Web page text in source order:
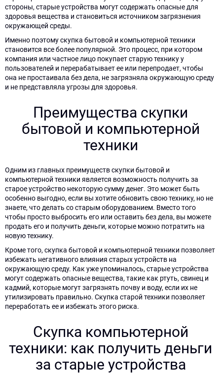
стороны, старые устройства могут содержать опасные для
здоровья вещества и становиться источником загрязнения
окружающей среды.
Именно поэтому скупка бытовой и компьютерной техники
становится все более популярной. Это процесс, при котором
компания или частное лицо покупает старую технику у
пользователей и перерабатывает ее или перепродает, чтобы
она не простаивала без дела, не загрязняла окружающую среду
и не представляла угрозы для здоровья.
Преимущества скупки
бытовой и компьютерной
техники
Одним из главных преимуществ скупки бытовой и
компьютерной техники является возможность получить за
старое устройство некоторую сумму денег. Это может быть
особенно выгодно, если вы хотите обновить свою технику, но не
знаете, что делать со старым оборудованием. Вместо того
чтобы просто выбросить его или оставить без дела, вы можете
продать его и получить деньги, которые можно потратить на
новую технику.
Кроме того, скупка бытовой и компьютерной техники позволяет
избежать негативного влияния старых устройств на
окружающую среду. Как уже упоминалось, старые устройства
могут содержать опасные вещества, такие как ртуть, свинец и
кадмий, которые могут загрязнять почву и воду, если их не
утилизировать правильно. Скупка старой техники позволяет
переработать ее и избежать этого риска.
Скупка компьютерной
техники: как получить деньги
за старые устройства
×
форму
и
мы
с
Вами
свяжемся!
Имя
Телефон
Сообщение
×
форму
и
мы
с
Вами
свяжемся!
Имя
Телефон
Сообщение
×
Ваша
заявка
принята!
Наш
свяжется
с
вами
в
ближайшее
время!
×
404.
Форма
не
отправлена
Для
отправки
формы
необходимо
снять
галочку
отправки.